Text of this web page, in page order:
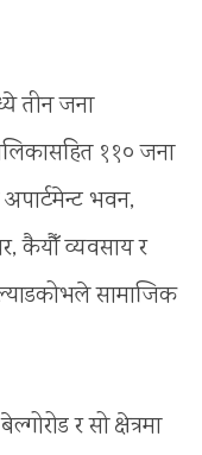
तीन जना
११० जना
भवन,
कैयौँ व्यवसाय र
सामाजिक
र सो क्षेत्रमा